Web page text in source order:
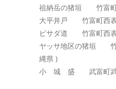
祖納岳の猪垣 竹富町
大平井戸 竹富町西表
ピサダ道 竹富町西表
ヤッサ地区の猪垣 竹
縄県 )
小 城 盛 武富町武